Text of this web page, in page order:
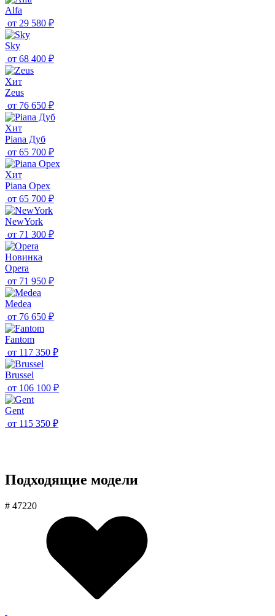
Alfa
от 29 580 ₽
Sky
от 68 400 ₽
Хит
Zeus
от 76 650 ₽
Хит
Piana Дуб
от 65 700 ₽
Хит
Piana Орех
от 65 700 ₽
NewYork
от 71 300 ₽
Новинка
Opera
от 71 950 ₽
Medea
от 76 650 ₽
Fantom
от 117 350 ₽
Brussel
от 106 100 ₽
Gent
от 115 350 ₽
Подходящие модели
# 47220